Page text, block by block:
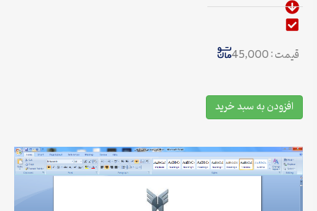
قیمت : 45,000
افزودن به سبد خرید